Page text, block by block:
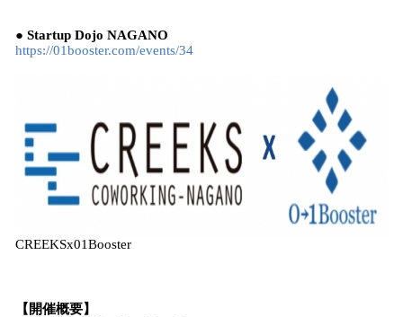
す
● Startup Dojo NAGANO
https://01booster.com/events/34
CREEKSx01Booster
【開催概要】